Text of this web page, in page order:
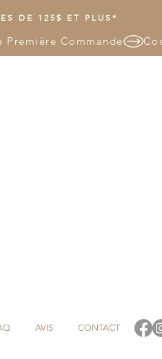
DE 125$ ET PLUS*
AVIS CONTACT